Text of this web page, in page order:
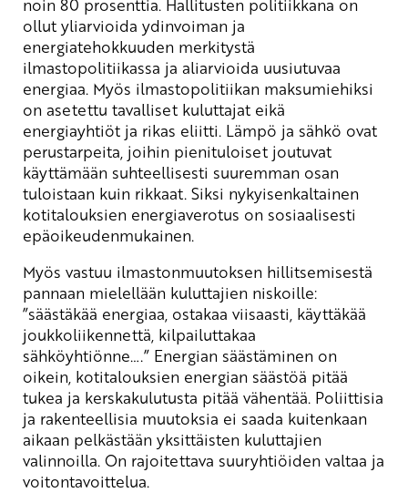
ollut yliarvioida ydinvoiman ja
energiatehokkuuden merkitystä
ilmastopolitiikassa ja aliarvioida uusiutuvaa
energiaa. Myös ilmastopolitiikan maksumiehiksi
on asetettu tavalliset kuluttajat eikä
energiayhtiöt ja rikas eliitti. Lämpö ja sähkö ovat
perustarpeita, joihin pienituloiset joutuvat
käyttämään suhteellisesti suuremman osan
tuloistaan kuin rikkaat. Siksi nykyisenkaltainen
kotitalouksien energiaverotus on sosiaalisesti
epäoikeudenmukainen.
Myös vastuu ilmastonmuutoksen hillitsemisestä
pannaan mielellään kuluttajien niskoille:
”säästäkää energiaa, ostakaa viisaasti, käyttäkää
joukkoliikennettä, kilpailuttakaa
sähköyhtiönne….” Energian säästäminen on
oikein, kotitalouksien energian säästöä pitää
tukea ja kerskakulutusta pitää vähentää. Poliittisia
ja rakenteellisia muutoksia ei saada kuitenkaan
aikaan pelkästään yksittäisten kuluttajien
valinnoilla. On rajoitettava suuryhtiöiden valtaa ja
voitontavoittelua.